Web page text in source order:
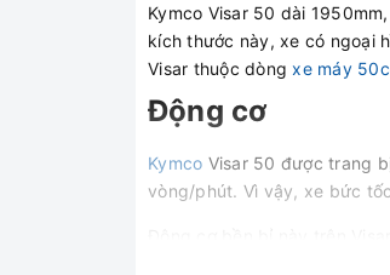
Kymco Visar 50 dài
kích thước này, xe có ngoại
Visar thuộc dòngxe máy
Động cơ
Kymco Visar 50 được trang
vòng/phút. Vì vậy, xe bức
49.5cc nên đây là mẫu xe